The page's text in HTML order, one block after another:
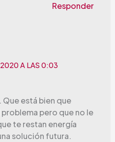
Responder
A LAS 0:03
Que está bien que
pero que no le
te restan energía
solución futura.